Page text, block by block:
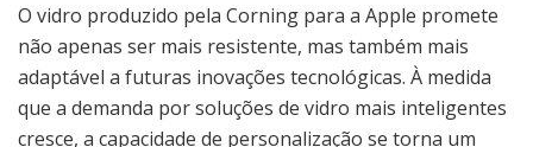
O vidro produzido pela Corning para a Apple promete
não apenas ser mais resistente, mas também mais
adaptável a futuras inovações tecnológicas. À medida
que a demanda por soluções de vidro mais inteligentes
cresce, a capacidade de personalização se torna um